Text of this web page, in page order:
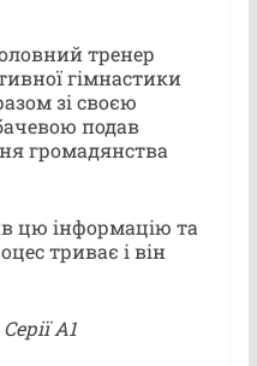
тренер
гімнастики
зі своєю
подав
громадянства
цю інформацію та
триває і він
А1